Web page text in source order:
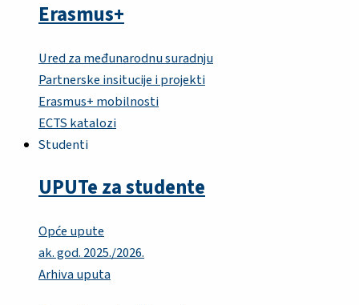
Erasmus+
Ured za međunarodnu suradnju
Partnerske insitucije i projekti
Erasmus+ mobilnosti
ECTS katalozi
Studenti
UPUTe za studente
Opće upute
ak. god. 2025./2026.
Arhiva uputa